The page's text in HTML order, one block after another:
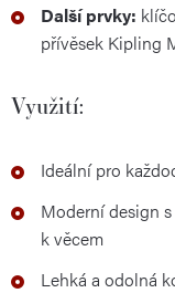
Další prvky:
přívěsek Kipling
Využití:
Ideální pro
Moderní design
k věcem
Lehká a odolná